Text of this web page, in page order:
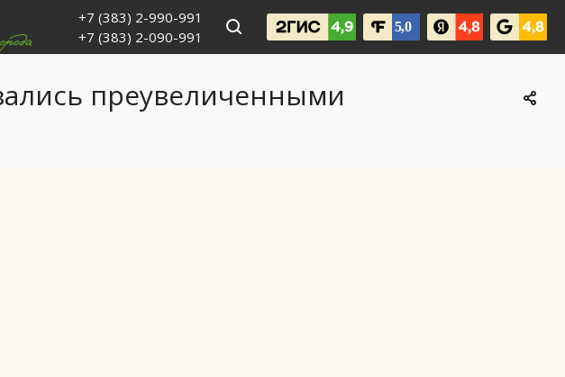
+7 (383) 2-990-991
+7 (383) 2-090-991
преувеличенными